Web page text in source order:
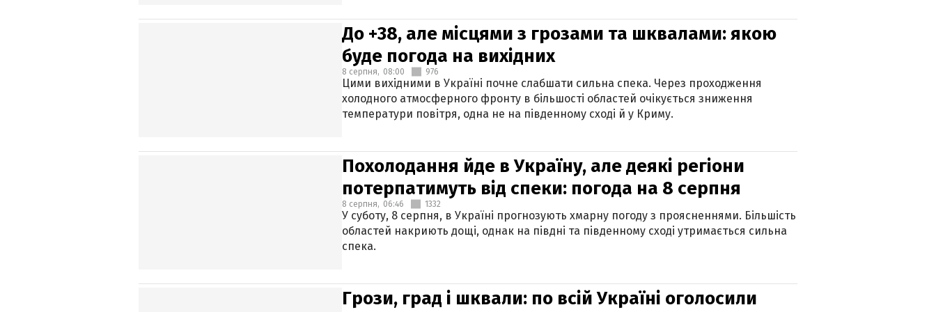
До +38, але місцями з грозами та шквалами: якою
буде погода на вихідних
8 серпня, 08:00 976
Цими вихідними в Україні почне слабшати сильна спека. Через проходження
холодного атмосферного фронту в більшості областей очікується зниження
температури повітря, одна не на південному сході й у Криму.
Похолодання йде в Україну, але деякі регіони
потерпатимуть від спеки: погода на 8 серпня
8 серпня, 06:46 1332
У суботу, 8 серпня, в Україні прогнозують хмарну погоду з проясненнями. Більшість
областей накриють дощі, однак на півдні та південному сході утримається сильна
спека.
Грози, град і шквали: по всій Україні оголосили